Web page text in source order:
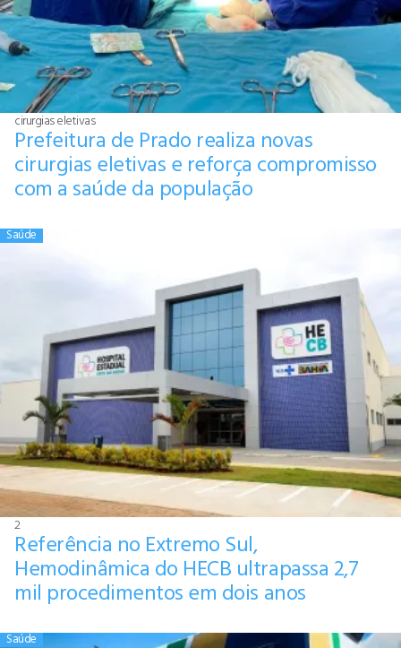
cirurgias eletivas
Prefeitura de Prado realiza novas
cirurgias eletivas e reforça compromisso
com a saúde da população
Saúde
2
Referência no Extremo Sul,
Hemodinâmica do HECB ultrapassa 2,7
mil procedimentos em dois anos
Saúde